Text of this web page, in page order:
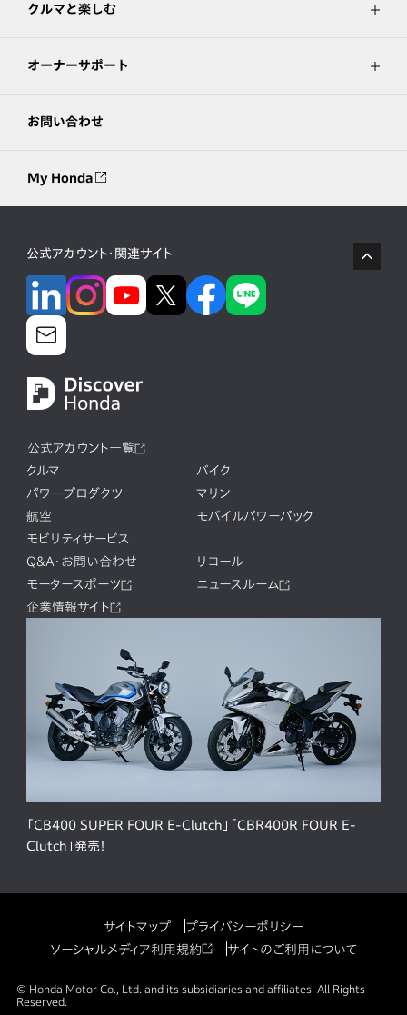
クルマと楽しむ
オーナーサポート
お問い合わせ
My Honda
公式アカウント・関連サイト
公式アカウント一覧
クルマ
バイク
パワープロダクツ
マリン
航空
モバイルパワーパック
モビリティサービス
Q&A・お問い合わせ
リコール
モータースポーツ
ニュースルーム
企業情報サイト
「CB400 SUPER FOUR E-Clutch」「CBR400R FOUR E-
Clutch」発売！
サイトマップ
プライバシーポリシー
ソーシャルメディア利用規約
サイトのご利用について
© Honda Motor Co., Ltd. and its subsidiaries and affiliates. All Rights
Reserved.